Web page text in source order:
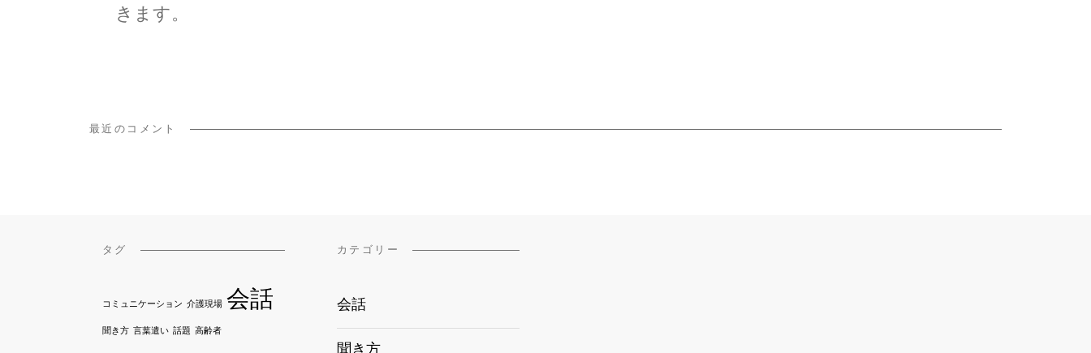
きます。
最近のコメント
タグ
コミュニケーション 介護現場 会話
聞き方 言葉遣い 話題 高齢者
カテゴリー
会話